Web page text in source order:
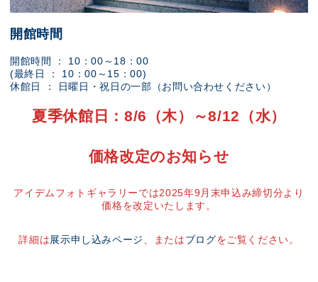
開館時間
開館時間 ： 10：00～18：00
(最終日 ： 10：00～15：00)
休館日 ： 日曜日・祝日の一部（お問い合わせください）
夏季休館日：8/6（木）～8/12（水）
価格改定のお知らせ
アイデムフォトギャラリーでは2025年9月末申込み締切分より
価格を改定いたします。
詳細は展示申し込みページ 、またはブログをご覧ください。